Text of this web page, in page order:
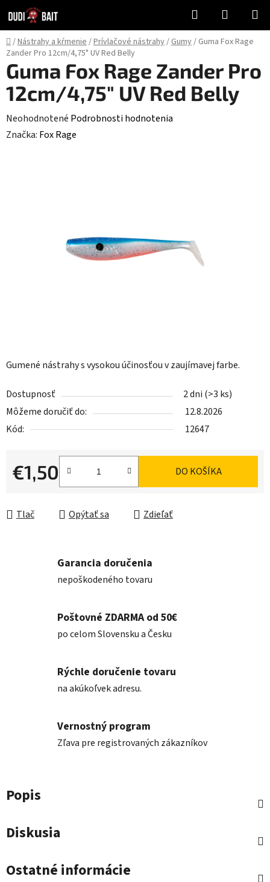
na
obsah
Hľadať
KOŠÍK
Domov
/Nástrahy a kŕmenie/Prívlačové nástrahy/Gumy/ Guma Fox Rage
Zander Pro 12cm/4,75" UV Red Belly
Gumené nástrahy s vysokou účinosťou v zaujímavej farbe.
Dostupnosť 2 dni (>3 ks)
Môžeme doručiť do:
12.8.2026
Kód:
12647
€1,50
Jednotková cena:
DO KOŠÍKA
Tlač Opýtať sa Zdieľať
Guma Fox Rage Zander Pro
12cm/4,75" UV Red Belly
Priemerné
hodnotenie
Neohodnotené Podrobnosti hodnotenia
Značka: Fox Rage
Garancia doručenia
nepoškodeného tovaru
Poštovné ZDARMA od 50€
po celom Slovensku a Česku
Rýchle doručenie tovaru
na akúkoľvek adresu.
Vernostný program
Zľava pre registrovaných zákazníkov
Popis
Diskusia
Ostatné informácie